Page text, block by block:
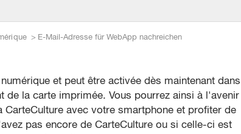
E-Mail-Adresse für WebApp nachreichen
et peut être activée dès maintenant dans
de la carte imprimée. Vous pourrez ainsi à l'avenir
avec votre smartphone et profiter de
pas encore de CarteCulture ou si celle-ci est